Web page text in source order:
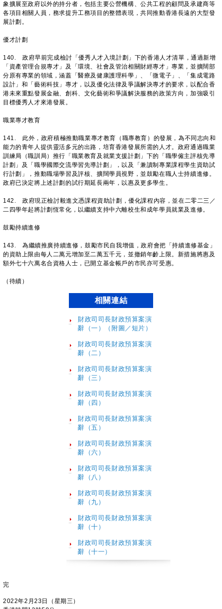
象擴展至政府以外的持分者，包括主要公營機構、公共工程的顧問及承建商等
各項目相關人員，務求提升工務項目的整體表現，共同推動香港長遠的大型發
展計劃。
優才計劃
140. 政府早前完成檢討「優秀人才入境計劃」下的香港人才清單，通過新增
「資產管理合規專才」及「環境、社會及管治相關財經專才」專業，並擴闊部
分原有專業的領域，涵蓋「醫療及健康護理科學」、「微電子」、「集成電路
設計」和「藝術科技」專才，以及優化法律及爭議解決專才的要求，以配合香
港未來重點發展金融、創科、文化藝術和爭議解決服務的政策方向，加強吸引
目標優秀人才來港發展。
職業專才教育
141. 此外，政府積極推動職業專才教育（職專教育）的發展，為不同志向和
能力的青年人提供靈活多元的出路，培育香港發展所需的人才。政府通過職業
訓練局（職訓局）推行「職業教育及就業支援計劃」下的「職學僱主評核先導
計劃」及「職學國際交流學習先導計劃」，以及「兼讀制專業課程學生資助試
行計劃」，推動職場學習及評核、擴闊學員視野，並鼓勵在職人士持續進修。
政府已決定將上述計劃的試行期延長兩年，以惠及更多學生。
142. 政府現正檢討毅進文憑課程資助計劃，優化課程內容，並在二零二三／
二四學年起將計劃恆常化，以繼續支持中六離校生和成年學員就業及進修。
鼓勵持續進修
143. 為繼續推廣持續進修，鼓勵市民自我增值，政府會把「持續進修基金」
的資助上限由每人二萬元增加至二萬五千元，並撤銷年齡上限。新措施將惠及
額外七十六萬名合資格人士，已開立基金帳戶的市民亦可受惠。
（待續）
相關連結
財政司司長財政預算案演
辭（一）
（附圖／短片）
財政司司長財政預算案演
辭（二）
財政司司長財政預算案演
辭（三）
財政司司長財政預算案演
辭（四）
​財政司司長財政預算案演
辭（五）
​財政司司長財政預算案演
辭（六）
​財政司司長財政預算案演
辭（八）
​財政司司長財政預算案演
辭（九）
​財政司司長財政預算案演
辭（十）
​財政司司長財政預算案演
辭（十一）
完
2022年2月23日（星期三）